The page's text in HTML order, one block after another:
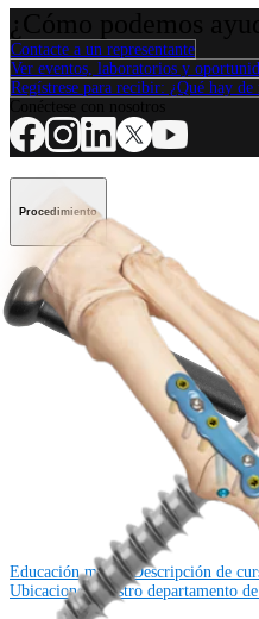
Contacte a un representante
Ver eventos, laboratorios y
Regístrese para recibir: ¿Qué hay
Procedimiento
Hombro Codo Mano y muñeca
tobilloCaderaOrtobiológicosCirugía
Mano y muñeca
Columna
Educación médicaDescripción de
UbicacionesNuestro departamento